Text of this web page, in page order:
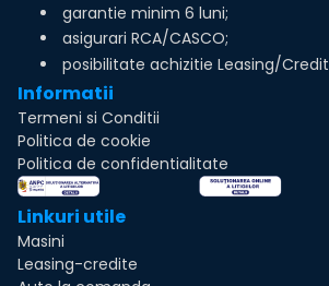
garantie minim 6 luni;
asigurari RCA/CASCO;
posibilitate achizitie Leasing/Credit
Informatii
Termeni si Conditii
Politica de cookie
Politica de confidentialitate
Linkuri utile
Masini
Leasing-credite